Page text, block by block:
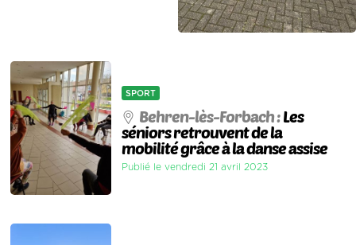
SPORT
Behren-lès-Forbach :Les
séniors retrouvent de la
mobilité grâce à la danse assise
Publié le vendredi 21 avril 2023